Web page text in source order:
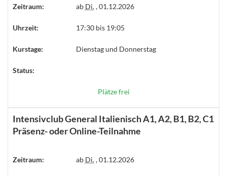
Zeitraum: ab Di., 01.12.2026
Uhrzeit: 17:30 bis 19:05
Kurstage: Dienstag und Donnerstag
Status:
Plätze frei
Intensivclub General Italienisch A1, A2, B1, B2, C1
Präsenz- oder Online-Teilnahme
Zeitraum: ab Di., 01.12.2026